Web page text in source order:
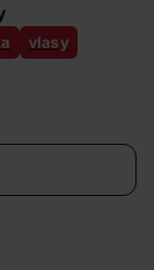
vlasy